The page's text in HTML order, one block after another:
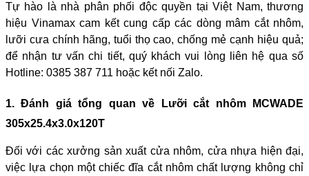
Tự hào là nhà phân phối độc quyền tại Việt Nam, thương
hiệu Vinamax cam kết cung cấp các dòng mâm cắt nhôm,
lưỡi cưa chính hãng, tuổi thọ cao, chống mẻ cạnh hiệu quả;
để nhận tư vấn chi tiết, quý khách vui lòng liên hệ qua số
Hotline: 0385 387 711 hoặc kết nối Zalo.
1. Đánh giá tổng quan về Lưỡi cắt nhôm MCWADE
305x25.4x3.0x120T
Đối với các xưởng sản xuất cửa nhôm, cửa nhựa hiện đại,
việc lựa chọn một chiếc đĩa cắt nhôm chất lượng không chỉ